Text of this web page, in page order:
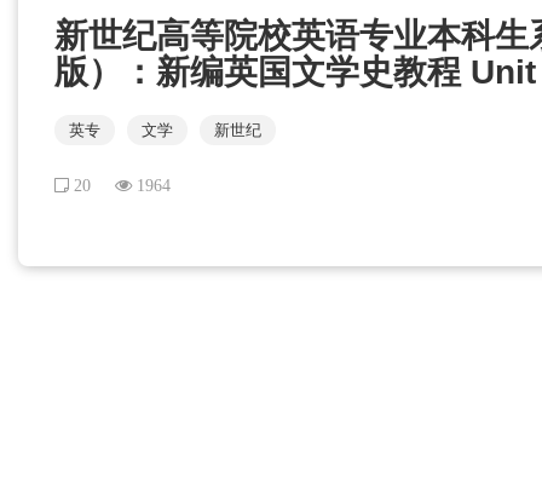
新世纪高等院校英语专业本科生
版）：新编英国文学史教程
英专 文学 新世纪
20 1964